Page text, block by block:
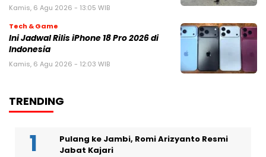
Kamis, 6 Agu 2026 - 13:05 WIB
Tech & Game
Ini Jadwal Rilis iPhone 18 Pro 2026 di
Indonesia
Kamis, 6 Agu 2026 - 12:03 WIB
TRENDING
Pulang ke Jambi, Romi Arizyanto Resmi
Jabat Kajari